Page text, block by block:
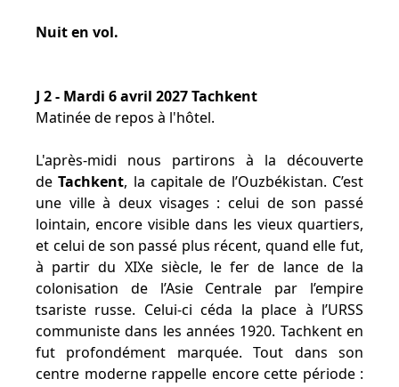
Nuit en vol.
J 2 - Mardi 6 avril 2027 Tachkent
Matinée de repos à l'hôtel.
L'après-midi nous partirons à la découverte
deTachkent, la capitale de l’Ouzbékistan. C’est
une ville à deux visages : celui de son passé
lointain, encore visible dans les vieux quartiers,
et celui de son passé plus récent, quand elle fut,
à partir du XIXe siècle, le fer de lance de la
colonisation de l’Asie Centrale par l’empire
tsariste russe. Celui-ci céda la place à l’URSS
communiste dans les années 1920. Tachkent en
fut profondément marquée. Tout dans son
centre moderne rappelle encore cette période :